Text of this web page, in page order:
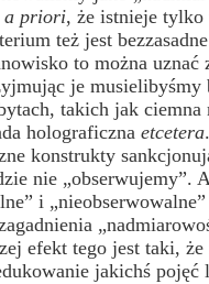
a priori, że istnieje tylko
też jest
to można uznać
je musielibyśmy
takich jak ciemna
holograficzna etcetera.
konstrukty
nie „obserwujemy”.
i
efekt tego jest taki,
jakichś pojęć